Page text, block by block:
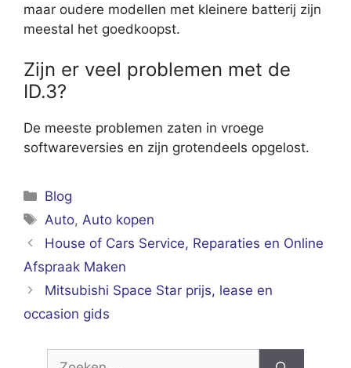
maar oudere modellen met kleinere batterij zijn
meestal het goedkoopst.
Zijn er veel problemen met de
ID.3?
De meeste problemen zaten in vroege
softwareversies en zijn grotendeels opgelost.
Categorieën
Blog
Tags
Auto,Auto kopen
House of Cars Service, Reparaties en Online
Afspraak Maken
Mitsubishi Space Star prijs, lease en
occasion gids
Zoek